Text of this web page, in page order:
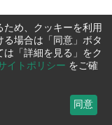
め、クッキーを利用
る場合は「同意」ボタ
「詳細を見る」をク
イトポリシー をご確
同意